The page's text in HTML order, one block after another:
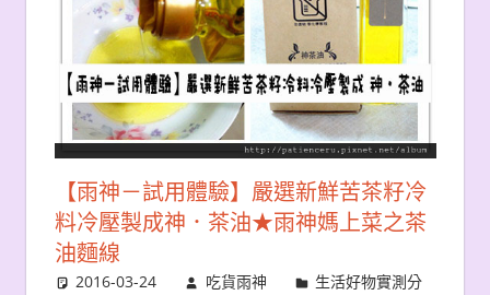
【雨神－試用體驗】嚴選新鮮苦茶籽冷
料冷壓製成神．茶油★雨神媽上菜之茶
油麵線
2016-03-24 吃貨雨神
生活好物實測分